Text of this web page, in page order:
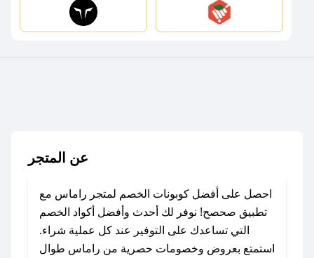
عن المتجر
احصل على أفضل كوبونات الخصم لمتجر راماس مع
تطبيق صحصح! نوفر لك أحدث وأفضل أكواد الخصم
التي تساعدك على التوفير عند كل عملية شراء.
استمتع بعروض وخصومات حصرية من راماس طوال